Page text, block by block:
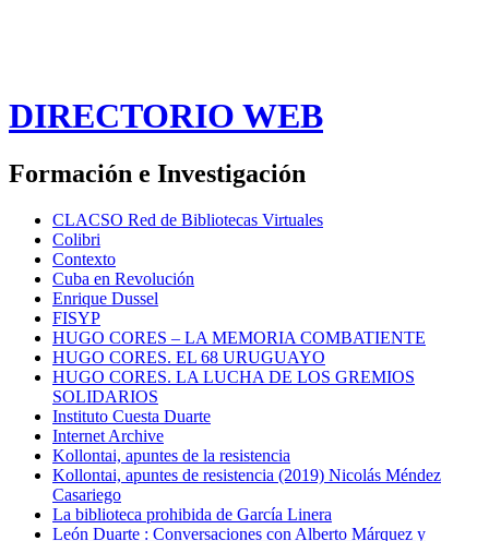
DIRECTORIO WEB
Formación e Investigación
CLACSO Red de Bibliotecas Virtuales
Colibri
Contexto
Cuba en Revolución
Enrique Dussel
FISYP
HUGO CORES – LA MEMORIA COMBATIENTE
HUGO CORES. EL 68 URUGUAYO
HUGO CORES. LA LUCHA DE LOS GREMIOS
SOLIDARIOS
Instituto Cuesta Duarte
Internet Archive
Kollontai, apuntes de la resistencia
Kollontai, apuntes de resistencia (2019) Nicolás Méndez
Casariego
La biblioteca prohibida de García Linera
León Duarte : Conversaciones con Alberto Márquez y